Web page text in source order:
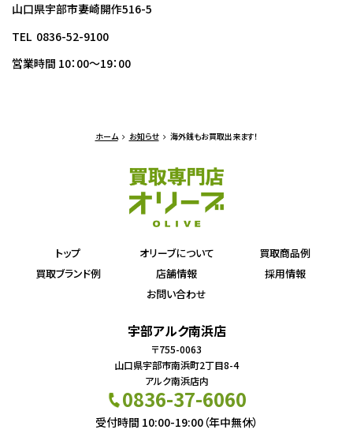
山口県宇部市妻崎開作516-5
TEL 0836-52-9100
営業時間 10：00～19：00
ホーム お知らせ 海外銭もお買取出来ます！
トップ オリーブについて
買取商品例
買取ブランド例
店舗情報
採用情報
お問い合わせ
宇部アルク南浜店
〒755-0063
山口県宇部市南浜町2丁目8-4
アルク南浜店内
0836-37-6060
受付時間 10:00-19:00（年中無休）